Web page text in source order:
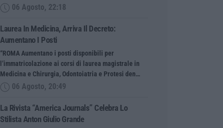
06 Agosto, 22:18
Laurea In Medicina, Arriva Il Decreto:
Aumentano I Posti
“ROMA Aumentano i posti disponibili per
l’immatricolazione ai corsi di laurea magistrale in
Medicina e Chirurgia, Odontoiatria e Protesi den…
06 Agosto, 20:49
La Rivista “America Journals” Celebra Lo
Stilista Anton Giulio Grande